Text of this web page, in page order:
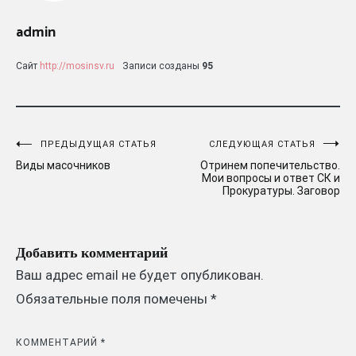
admin
Сайт http://mosinsv.ru Записи созданы 95
Навигация
по
ПРЕДЫДУЩАЯ СТАТЬЯ
Виды масочников
СЛЕДУЮЩАЯ СТАТЬЯ
Отринем попечительство.
Мои вопросы и ответ СК и
Прокуратуры. Заговор
Добавить комментарий
Ваш адрес email не будет опубликован.
Обязательные поля помечены *
КОММЕНТАРИЙ *